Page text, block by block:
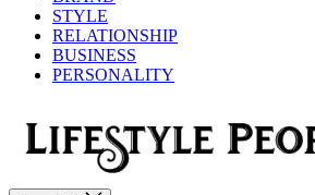
STYLE
RELATIONSHIP
BUSINESS
PERSONALITY